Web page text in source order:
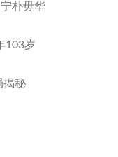
朴毋华
103岁
揭秘